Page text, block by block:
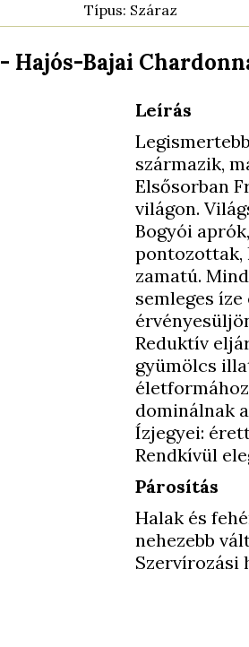
Típus: Száraz
- Hajós-Bajai
Leírás
származik,
Elsősorban
világon.
Bogyói
pontozottak,
zamatú.
semleges
Reduktív
gyümölcs
dominálnak
Ízjegyei:
Rendkívül
Párosítás
Halak és
nehezebb
Szervírozási